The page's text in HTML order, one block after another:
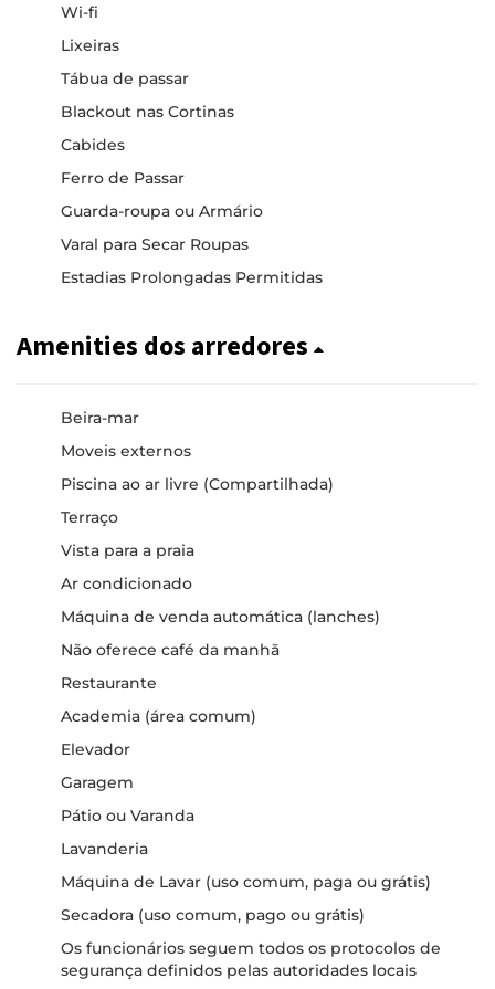
Wi-fi
Lixeiras
Tábua de passar
Blackout nas Cortinas
Cabides
Ferro de Passar
Guarda-roupa ou Armário
Varal para Secar Roupas
Estadias Prolongadas Permitidas
Amenities dos arredores
Beira-mar
Moveis externos
Piscina ao ar livre (Compartilhada)
Terraço
Vista para a praia
Ar condicionado
Máquina de venda automática (lanches)
Não oferece café da manhã
Restaurante
Academia (área comum)
Elevador
Garagem
Pátio ou Varanda
Lavanderia
Máquina de Lavar (uso comum, paga ou grátis)
Secadora (uso comum, pago ou grátis)
Os funcionários seguem todos os protocolos de
segurança definidos pelas autoridades locais